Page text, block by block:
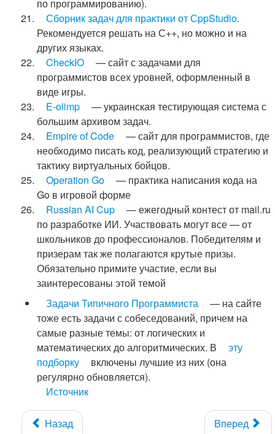
по программированию).
Сборник задач для практики от СppStudio.
Рекомендуется решать на С++, но можно и на
других языках.
CheckIO
— сайт с задачами для
программистов всех уровней, оформленный в
виде игры.
E-olimp
— украинская тестирующая система с
большим архивом задач.
Empire of Code
— сайт для программистов, где
необходимо писать код, реализующий стратегию и
тактику виртуальных бойцов.
Operation Go
— практика написания кода на
Go в игровой форме
Russian AI Cup
— ежегодный контест от mail.ru
по разработке ИИ. Участвовать могут все — от
школьников до профессионалов. Победителям и
призерам так же полагаются крутые призы.
Обязательно примите участие, если вы
заинтересованы этой темой
Задачи Типичного Программиста
— на сайте
тоже есть задачи с собеседований, причем на
самые разные темы: от логических и
математических до алгоритмических. В
эту
подборку
включены лучшие из них (она
регулярно обновляется).
Источник
Назад Вперед